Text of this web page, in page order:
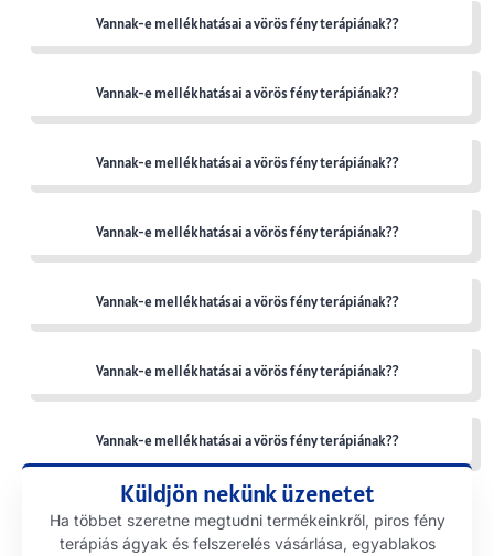
Vannak-e mellékhatásai a vörös fény terápiának??
Vannak-e mellékhatásai a vörös fény terápiának??
Vannak-e mellékhatásai a vörös fény terápiának??
Vannak-e mellékhatásai a vörös fény terápiának??
Vannak-e mellékhatásai a vörös fény terápiának??
Vannak-e mellékhatásai a vörös fény terápiának??
Vannak-e mellékhatásai a vörös fény terápiának??
Küldjön nekünk üzenetet
Ha többet szeretne megtudni termékeinkről, piros fény
terápiás ágyak és felszerelés vásárlása, egyablakos